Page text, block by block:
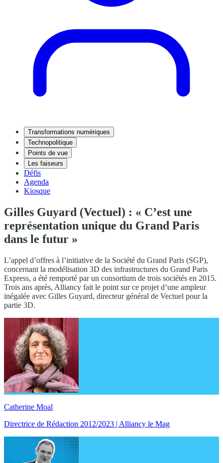
Transformations numériques
Technopolitique
Points de vue
Les faiseurs
Défis
Agenda
Kiosque
Gilles Guyard (Vectuel) : « C’est une
représentation unique du Grand Paris
dans le futur »
L’appel d’offres à l’initiative de la Société du Grand Paris (SGP),
concernant la modélisation 3D des infrastructures du Grand Paris
Express, a été remporté par un consortium de trois sociétés en 2015.
Trois ans après, Alliancy fait le point sur ce projet d’une ampleur
inégalée avec Gilles Guyard, directeur général de Vectuel pour la
partie 3D.
Catherine Moal
Directrice de Rédaction 2012/2023 | Alliancy le Mag